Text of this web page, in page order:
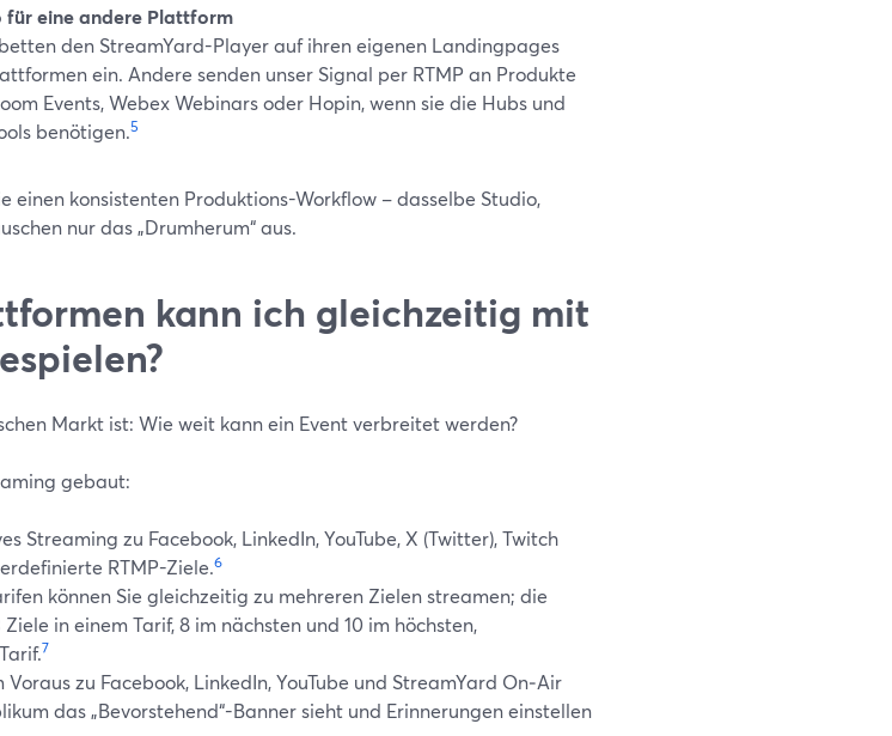
für eine andere Plattform
den StreamYard-Player auf ihren eigenen Landingpages
ein. Andere senden unser Signal per RTMP an Produkte
Events, Webex Webinars oder Hopin, wenn sie die Hubs und
benötigen.5
einen konsistenten Produktions-Workflow – dasselbe Studio,
nur das „Drumherum“ aus.
kann ich gleichzeitig mit
Markt ist: Wie weit kann ein Event verbreitet werden?
gebaut:
Streaming zu Facebook, LinkedIn, YouTube, X (Twitter), Twitch
RTMP-Ziele.6
können Sie gleichzeitig zu mehreren Zielen streamen; die
in einem Tarif, 8 im nächsten und 10 im höchsten,
7
Voraus zu Facebook, LinkedIn, YouTube und StreamYard On‑Air
das „Bevorstehend“-Banner sieht und Erinnerungen einstellen